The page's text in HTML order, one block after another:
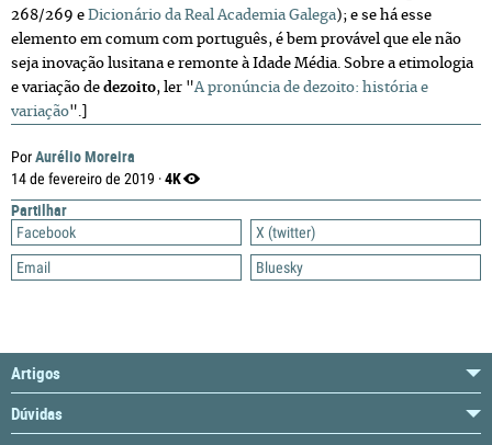
PorAurélio Moreira
14 de fevereiro de 2019 ·4K
Partilhar
Facebook
X (twitter)
Email
Bluesky
268/269 e Dicionário da Real Academia Galega); e se há esse
elemento em comum com português, é bem provável que ele não
seja inovação lusitana e remonte à Idade Média. Sobre a etimologia
e variação de dezoito, ler "A pronúncia de dezoito: história e
variação".]
Artigos
Dúvidas